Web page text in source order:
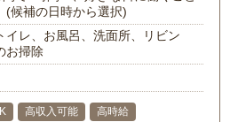
(候補の日時から選択)
イレ、お風呂、洗面所、リビン
お掃除
高収入可能
高時給